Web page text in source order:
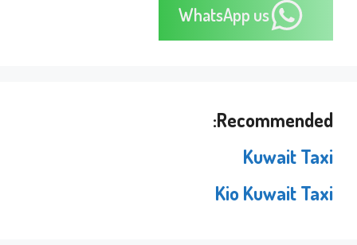
WhatsApp us
Recommended:
Kuwait Taxi
Kio Kuwait Taxi